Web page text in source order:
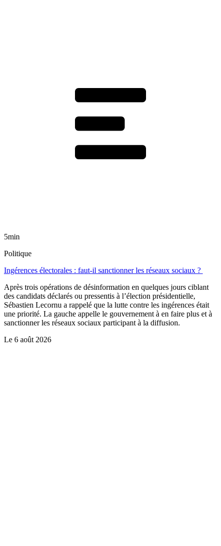
5min
Politique
Ingérences électorales : faut-il sanctionner les réseaux sociaux ?
Après trois opérations de désinformation en quelques jours ciblant
des candidats déclarés ou pressentis à l’élection présidentielle,
Sébastien Lecornu a rappelé que la lutte contre les ingérences était
une priorité. La gauche appelle le gouvernement à en faire plus et à
sanctionner les réseaux sociaux participant à la diffusion.
Le 6 août 2026